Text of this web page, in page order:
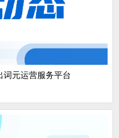
元运营服务平台